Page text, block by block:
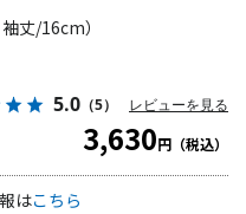
丈/16cm）
5.0 （5） レビューを見る
3,630円（税込）
はこちら